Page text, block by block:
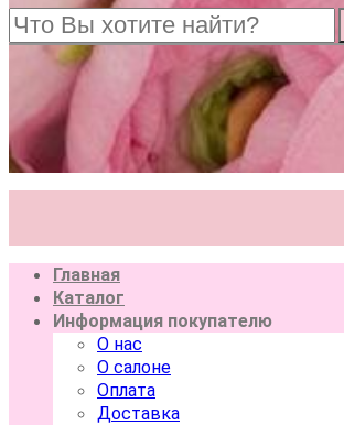
Главная
Каталог
Информация покупателю
О нас
О салоне
Оплата
Доставка